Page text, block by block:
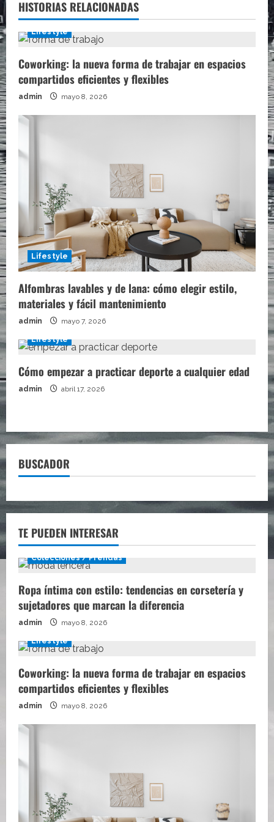
HISTORIAS RELACIONADAS
Lifestyle
Coworking: la nueva forma de trabajar en espacios
compartidos eficientes y flexibles
admin mayo 8, 2026
Lifestyle
Alfombras lavables y de lana: cómo elegir estilo,
materiales y fácil mantenimiento
admin mayo 7, 2026
Lifestyle
Cómo empezar a practicar deporte a cualquier edad
admin abril 17, 2026
BUSCADOR
TE PUEDEN INTERESAR
Colecciones / Prendas
Ropa íntima con estilo: tendencias en corsetería y
sujetadores que marcan la diferencia
admin mayo 8, 2026
Lifestyle
Coworking: la nueva forma de trabajar en espacios
compartidos eficientes y flexibles
admin mayo 8, 2026